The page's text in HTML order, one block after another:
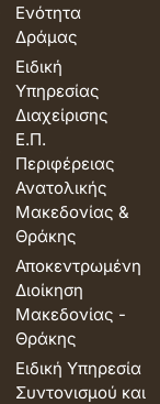
Ενότητα
Δράμας
Ειδική
Υπηρεσίας
Διαχείρισης
Ε.Π.
Περιφέρειας
Ανατολικής
Μακεδονίας &
Θράκης
Αποκεντρωμένη
Διοίκηση
Μακεδονίας -
Θράκης
Ειδική Υπηρεσία
Συντονισμού και